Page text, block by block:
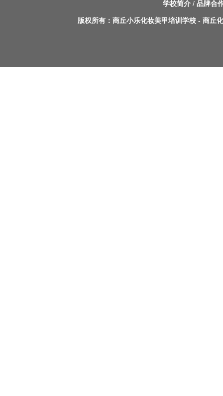
学校简介 / 品牌合
版权所有： 商丘小乐化妆美甲培训学校- 商丘